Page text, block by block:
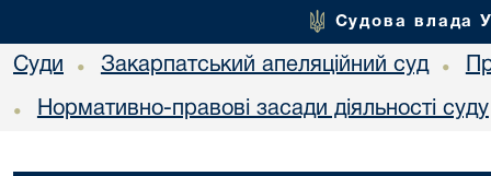
Судова влада
Суди • Закарпатський апеляційний суд •
• Нормативно-правові засади діяльності суду